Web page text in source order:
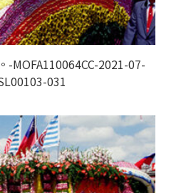
-MOFA110064CC-2021-07-
031